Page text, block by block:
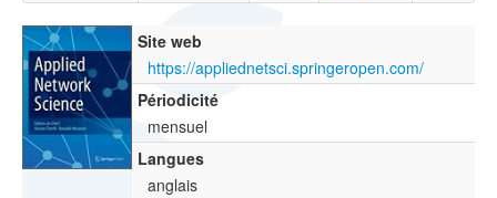
Site web
https://appliednetsci.springeropen.com/
Périodicité
mensuel
Langues
anglais